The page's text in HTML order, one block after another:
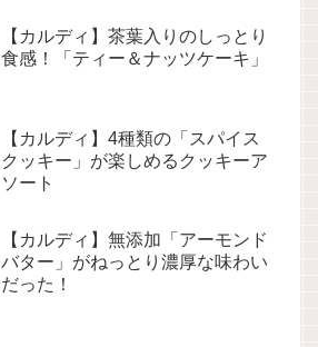
【カルディ】茶葉入りのしっとり
食感！「ティー＆ナッツケーキ」
【カルディ】4種類の「スパイス
クッキー」が楽しめるクッキーア
ソート
【カルディ】無添加「アーモンド
バター」がねっとり濃厚な味わい
だった！